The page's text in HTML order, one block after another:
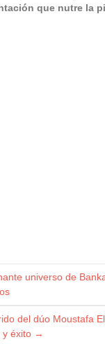
que nutre la
universo de
del dúo Moustafa
y éxito →